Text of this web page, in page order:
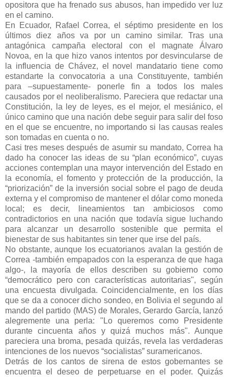
opositora que ha frenado sus abusos, han impedido ver luz
en el camino.
En Ecuador, Rafael Correa, el séptimo presidente en los
últimos diez años va por un camino similar. Tras una
antagónica campaña electoral con el magnate Álvaro
Novoa, en la que hizo vanos intentos por desvincularse de
la influencia de Chávez, el novel mandatario tiene como
estandarte la convocatoria a una Constituyente, también
para –supuestamente- ponerle fin a todos los males
causados por el neoliberalismo. Pareciera que redactar una
Constitución, la ley de leyes, es el mejor, el mesiánico, el
único camino que una nación debe seguir para salir del foso
en el que se encuentre, no importando si las causas reales
son tomadas en cuenta o no.
Casi tres meses después de asumir su mandato, Correa ha
dado ha conocer las ideas de su “plan económico”, cuyas
acciones contemplan una mayor intervención del Estado en
la economía, el fomento y protección de la producción, la
“priorización” de la inversión social sobre el pago de deuda
externa y el compromiso de mantener el dólar como moneda
local; es decir, lineamientos tan ambiciosos como
contradictorios en una nación que todavía sigue luchando
para alcanzar un desarrollo sostenible que permita el
bienestar de sus habitantes sin tener que irse del país.
No obstante, aunque los ecuatorianos avalan la gestión de
Correa -también empapados con la esperanza de que haga
algo-, la mayoría de ellos describen su gobierno como
“democrático pero con características autoritarias", según
una encuesta divulgada. Coincidencialmente, en los días
que se da a conocer dicho sondeo, en Bolivia el segundo al
mando del partido (MAS) de Morales, Gerardo García, lanzó
alegremente una perla: "Lo queremos como Presidente
durante cincuenta años y quizá muchos más". Aunque
pareciera una broma, pesada quizás, revela las verdaderas
intenciones de los nuevos “socialistas” suramericanos.
Detrás de los cantos de sirena de estos gobernantes se
encuentra el deseo de perpetuarse en el poder. Quizás